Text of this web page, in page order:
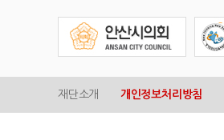
재단소개 개인정보처리방침